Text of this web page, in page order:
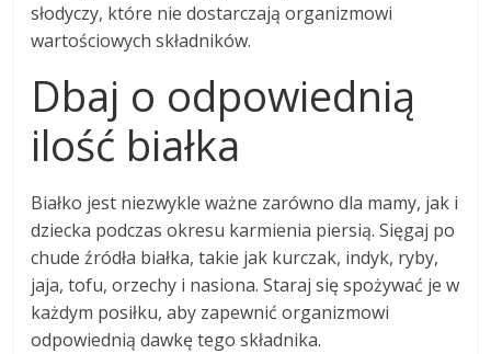
słodyczy, które nie dostarczają organizmowi
wartościowych składników.
Dbaj o odpowiednią
ilość białka
Białko jest niezwykle ważne zarówno dla mamy, jak i
dziecka podczas okresu karmienia piersią. Sięgaj po
chude źródła białka, takie jak kurczak, indyk, ryby,
jaja, tofu, orzechy i nasiona. Staraj się spożywać je w
każdym posiłku, aby zapewnić organizmowi
odpowiednią dawkę tego składnika.